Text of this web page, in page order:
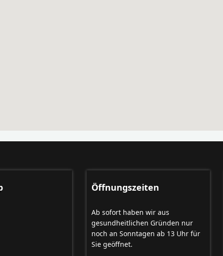
Öffnungszeiten
Ab sofort haben wir aus
gesundheitlichen Gründen nur
noch an Sonntagen ab 13 Uhr für
Sie geöffnet.